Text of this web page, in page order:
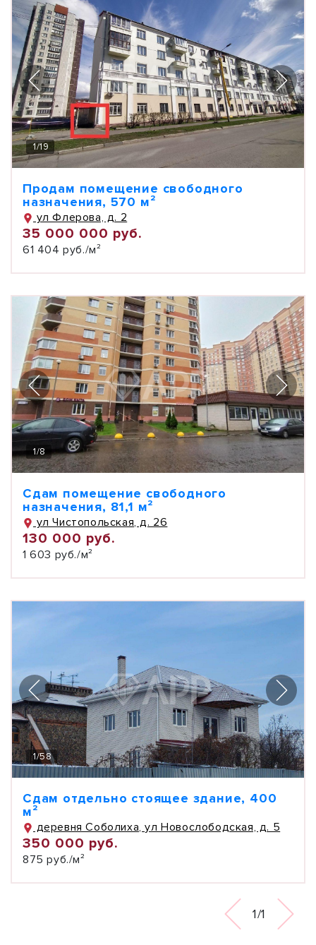
1/19
Продам помещение свободного
назначения, 570 м²
ул Флерова, д. 2
35 000 000 руб.
61 404 руб./м²
1/8
Сдам помещение свободного
назначения, 81,1 м²
ул Чистопольская, д. 26
130 000 руб.
1 603 руб./м²
1/58
Сдам отдельно стоящее здание, 400
м²
деревня Соболиха, ул Новослободская, д. 5
350 000 руб.
875 руб./м²
1/1